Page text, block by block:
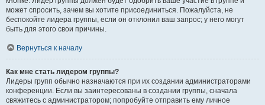
может спросить, зачем вы хотите присоединиться. Пожалуйста, не
беспокойте лидера группы, если он отклонил ваш запрос; у него могут
быть для этого свои причины.
Вернуться к началу
Как мне стать лидером группы?
Лидеры групп обычно назначаются при их создании администраторами
конференции. Если вы заинтересованы в создании группы, сначала
свяжитесь с администратором; попробуйте отправить ему личное